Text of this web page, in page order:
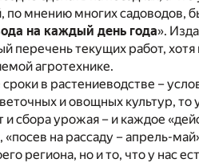
по мнению многих садоводов,
на каждый день года».
перечень текущих работ,
агротехнике.
в растениеводстве –
и овощных культур,
и сбора урожая – и каждое
на рассаду – апрель-
региона, но и то, что у нас